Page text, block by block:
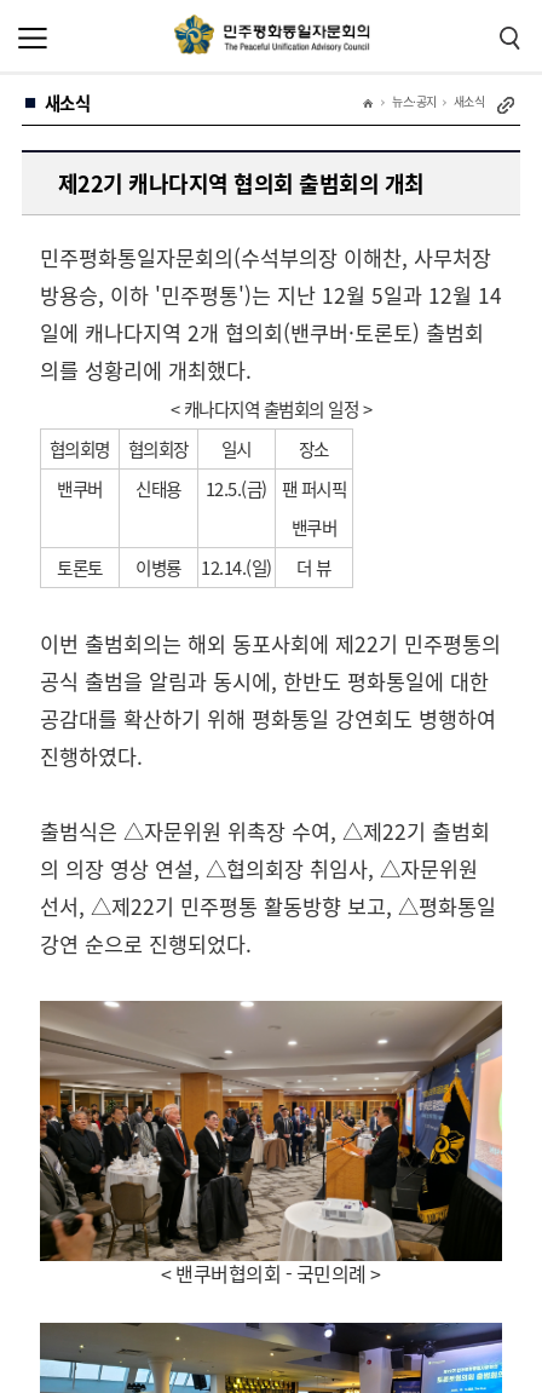
새소식 뉴스·공지 새소식
제22기 캐나다지역 협의회 출범회의 개최
민주평화통일자문회의(수석부의장 이해찬, 사무처장
방용승, 이하 '민주평통')는 지난 12월 5일과 12월 14
일에 캐나다지역 2개 협의회(밴쿠버·토론토) 출범회
의를 성황리에 개최했다.
< 캐나다지역 출범회의 일정 >
협의회명
협의회장 일시
장소
밴쿠버
신태용 12.5.(금) 팬 퍼시픽
밴쿠버
토론토
이병룡 12.14.(일) 더 뷰
이번 출범회의는 해외 동포사회에 제22기 민주평통의
공식 출범을 알림과 동시에, 한반도 평화통일에 대한
공감대를 확산하기 위해 평화통일 강연회도 병행하여
진행하였다.
출범식은 △자문위원 위촉장 수여, △제22기 출범회
의 의장 영상 연설, △협의회장 취임사, △자문위원
선서, △제22기 민주평통 활동방향 보고, △평화통일
강연 순으로 진행되었다.
< 밴쿠버협의회 -국민의례 >